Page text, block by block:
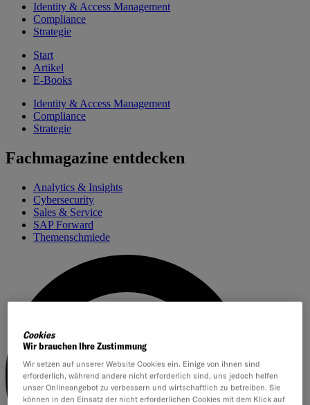
Identity & Access Management
Compliance
Strategie
Start
Artikel
E-Books
Identity & Access Management
Compliance
Strategie
Fachmagazine entdecken
Analytics & Insights
Cybersecurity
Sales & Service
SAP Forward
Themenschmiede
Cookies
Wir brauchen Ihre Zustimmung
Wir setzen auf unserer Website Cookies ein. Einige von ihnen sind
erforderlich, während andere nicht erforderlich sind, uns jedoch helfen
unser Onlineangebot zu verbessern und wirtschaftlich zu betreiben. Sie
können in den Einsatz der nicht erforderlichen Cookies mit dem Klick auf